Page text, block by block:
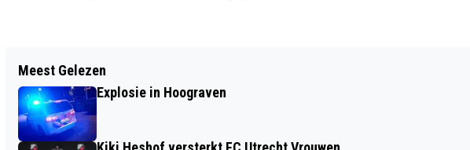
DIEFSTAL LAPTOPS UIT
SCHOOLGEBOUW AAN DE LEUVENLAAN
Meest Gelezen
Explosie in Hoograven